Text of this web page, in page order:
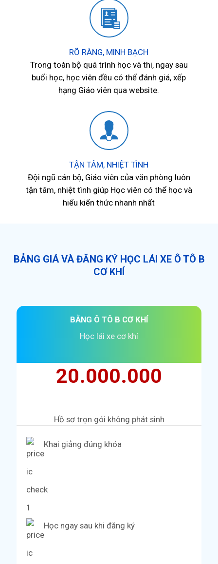
RÕ RÀNG, MINH BẠCH
Trong toàn bộ quá trình học và thi, ngay sau
buổi học, học viên đều có thể đánh giá, xếp
hạng Giáo viên qua website.
TẬN TÂM, NHIỆT TÌNH
Đội ngũ cán bộ, Giáo viên của văn phòng luôn
tận tâm, nhiệt tình giúp Học viên có thể học và
hiểu kiến thức nhanh nhất
BẢNG GIÁ VÀ ĐĂNG KÝ HỌC LÁI XE Ô TÔ B
CƠ KHÍ
BẰNG Ô TÔ B CƠ KHÍ
Học lái xe cơ khí
20.000.000
Hồ sơ trọn gói không phát sinh
Khai giảng đúng khóa
Học ngay sau khi đăng ký